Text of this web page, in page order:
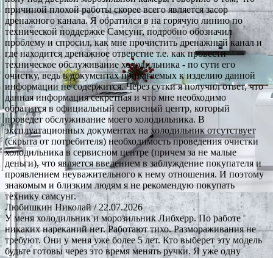
причиной плохой работы скорее всего является засор
дренажного канала. Я обратился в на горячую линию по
технической поддержке Самсунг, подробно обозначил
проблему и спросил, как мне прочистить дренажный канал и
где находится дренажное отверстие т.е. как провести
техническое обслуживание холодильника - по сути его
очистку, ведь в документах прилагаемых к изделию данной
информации не содержится. Через сутки я получил ответ, что
данная информация секретная и что мне необходимо
обратится в официальный сервисный центр, который
проведет обслуживание моего холодильника. В
эксплуатационных документах на холодильник отсутствует
(скрыта от потребителя) необходимость проведения очистки
холодильника в сервисном центре (причем за не малые
деньги), что является введением в заблуждение покупателя и
проявлением неуважительного к нему отношения. И поэтому
знакомым и близким людям я не рекомендую покупать
технику самсунг.
Любишкин Николай/ 22.07.2026
У меня холодильник и морозильник Либхерр. По работе
никаких нареканий нет. Работают тихо. Размораживания не
требуют. Они у меня уже более 5 лет. Кто выберет эту модель
будьте готовы через это время менять ручки. Я уже одну